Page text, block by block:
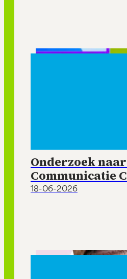
Onderzoek
Communicatie
18-06-2026